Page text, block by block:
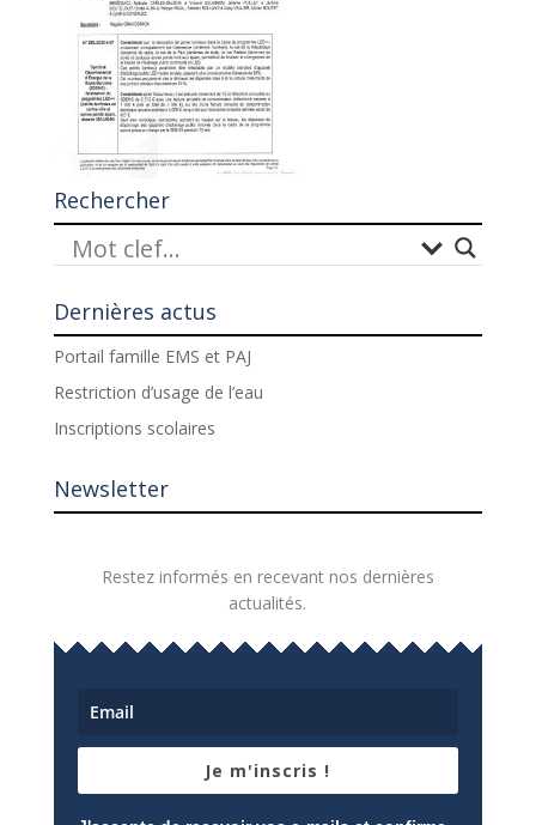
Rechercher
Dernières actus
Portail famille EMS et PAJ
Restriction d’usage de l’eau
Inscriptions scolaires
Newsletter
Restez informés en recevant nos dernières
actualités.
Je m'inscris !